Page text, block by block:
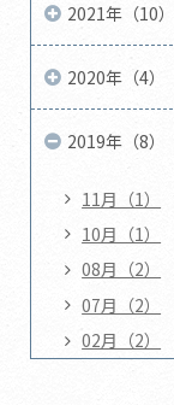
2021年（10）
2020年（4）
2019年（8）
11月（1）
10月（1）
08月（2）
07月（2）
02月（2）